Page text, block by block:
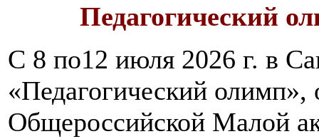
Педагогический
С 8 по12 июля 2026 г. в
«Педагогический олимп»,
Общероссийской Малой